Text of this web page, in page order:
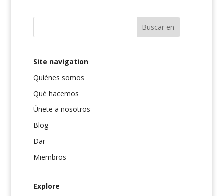
Site navigation
Quiénes somos
Qué hacemos
Únete a nosotros
Blog
Dar
Miembros
Explore